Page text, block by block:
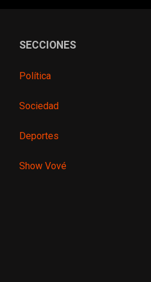
SECCIONES
Política
Sociedad
Deportes
Show Vové